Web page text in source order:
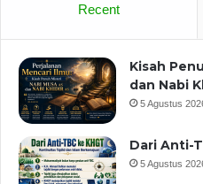
Recent
Kisah
dan Nabi
5 Agustus
Dari Anti-
5 Agustus